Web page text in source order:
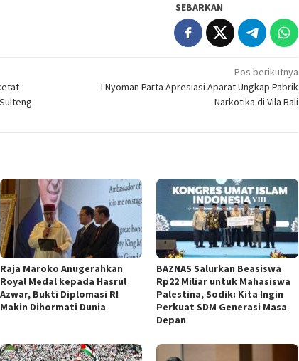
SEBARKAN
Pos berikutnya
I Nyoman Parta Apresiasi Aparat Ungkap Pabrik
Narkotika di Vila Bali
Raja Maroko Anugerahkan
Royal Medal kepada Hasrul
Azwar, Bukti Diplomasi RI
Makin Dihormati Dunia
BAZNAS Salurkan Beasiswa
Rp22 Miliar untuk Mahasiswa
Palestina, Sodik: Kita Ingin
Perkuat SDM Generasi Masa
Depan